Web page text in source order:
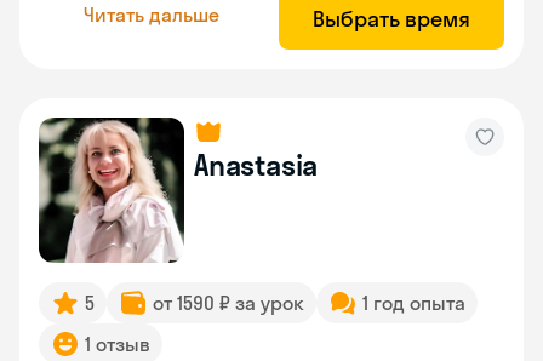
Читать дальше Выбрать время
Anastasia
5 от 1590 ₽ за урок
1 год опыта
1 отзыв